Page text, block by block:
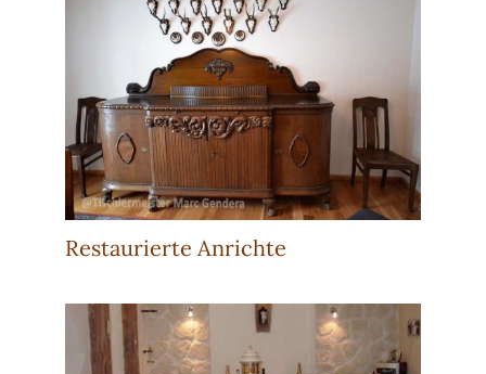
Restaurierte Anrichte